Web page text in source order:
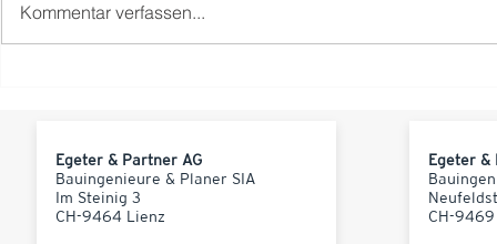
Kommentar verfassen...
Egeter & Partner AG
Bauingenieure & Planer SIA
Im Steinig 3
CH-9464 Lienz
Egeter &
CH-